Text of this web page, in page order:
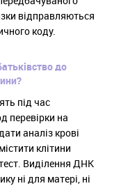
відправляються
коду.
до
під час
перевірки на
аналіз крові
клітини
Виділення ДНК
ні для матері, ні